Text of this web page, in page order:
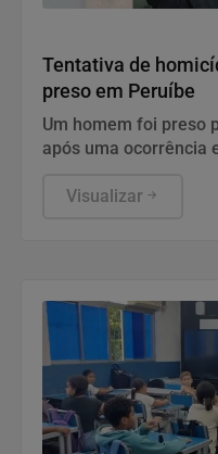
Tentativa de
preso em Peruíbe
Um homem foi preso
após uma ocorrência
Visualizar